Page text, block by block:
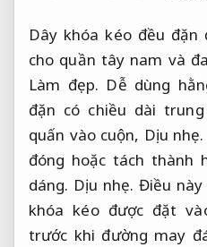
Dây khóa kéo đều
cho quần tây nam và
Làm đẹp. Dễ dùng
đặn có chiều dài
quấn vào cuộn, Dịu nhẹ.
đóng hoặc tách thành
dáng. Dịu nhẹ. Điều
khóa kéo được đặt
trước khi đường may